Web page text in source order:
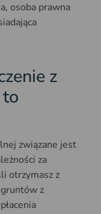
osoba prawna
z
związane jest
za
otrzymasz z
gruntów z